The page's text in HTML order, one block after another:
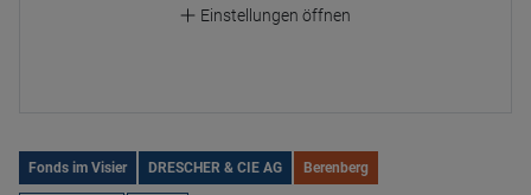
Einstellungen öffnen
Fonds im Visier DRESCHER & CIE AG Berenberg